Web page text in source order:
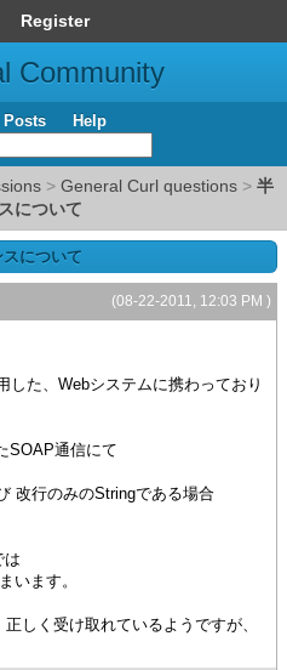
Register
Community
Posts Help
> General Curl questions > 半
について
について
(08-22-2011, 12:03 PM )
した、Webシステムに携わっており
SOAP通信にて
改行のみのStringである場合
は
います。
しく受け取れているようですが、